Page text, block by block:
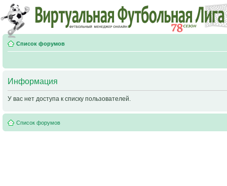
Список форумов
Информация
У вас нет доступа к списку пользователей.
Список форумов